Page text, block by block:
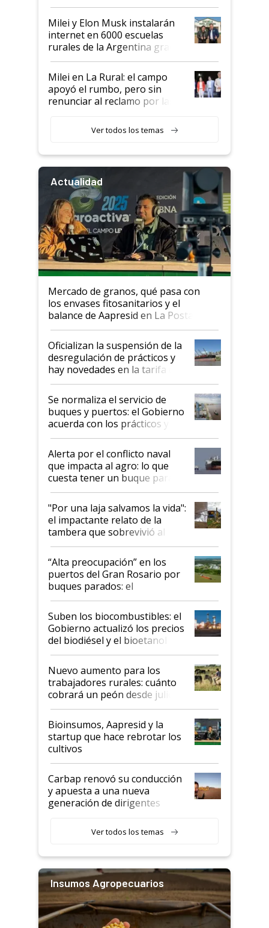
Milei y Elon Musk instalarán
internet en 6000 escuelas
rurales de la Argentina gracias
a un acuerdo con Starlink
Milei en La Rural: el campo
apoyó el rumbo, pero sin
renunciar al reclamo por las
Ver todos los temas
Actualidad
Mercado de granos, qué pasa con
los envases fitosanitarios y el
balance de Aapresid en La Posta
Oficializan la suspensión de la
desregulación de prácticos y
hay novedades en la tarifa de
la hidrovía
Se normaliza el servicio de
buques y puertos: el Gobierno
acuerda con los prácticos y
suspende el decreto de
desregulación
Alerta por el conflicto naval
que impacta al agro: lo que
cuesta tener un buque parado
y el peligro de que Argentina
pase a ser "país sucio"
"Por una laja salvamos la vida":
el impactante relato de la
tambera que sobrevivió al
tornado
“Alta preocupación” en los
puertos del Gran Rosario por
buques parados: el
funcionamiento de las
exportadoras en tensión tras
la medida de fuerza de los
prácticos
Suben los biocombustibles: el
Gobierno actualizó los precios
del biodiésel y el bioetanol
Nuevo aumento para los
trabajadores rurales: cuánto
cobrará un peón desde julio
Bioinsumos, Aapresid y la
startup que hace rebrotar los
cultivos
Carbap renovó su conducción
y apuesta a una nueva
generación de dirigentes
Ver todos los temas
Insumos Agropecuarios